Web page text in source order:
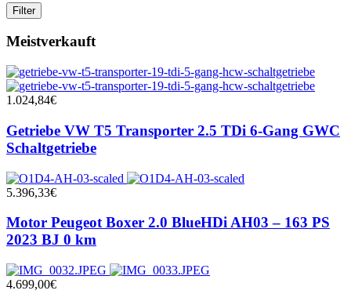
Filter
Meistverkauft
1.024,84€
Getriebe VW T5 Transporter 2.5 TDi 6-Gang GWC
Schaltgetriebe
5.396,33€
Motor Peugeot Boxer 2.0 BlueHDi AH03 – 163 PS
2023 BJ 0 km
4.699,00€